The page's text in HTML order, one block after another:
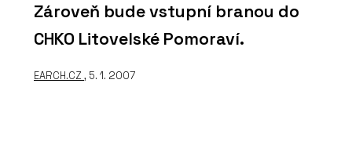
Zároveň bude vstupní branou do
CHKO Litovelské Pomoraví.
EARCH.CZ , 5. 1. 2007